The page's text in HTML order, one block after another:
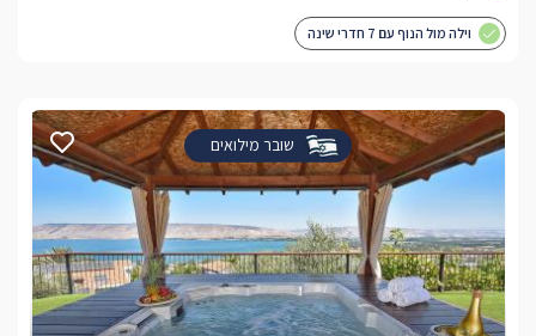
וילה מול הנוף עם 7 חדרי שינה
שובר מילואים